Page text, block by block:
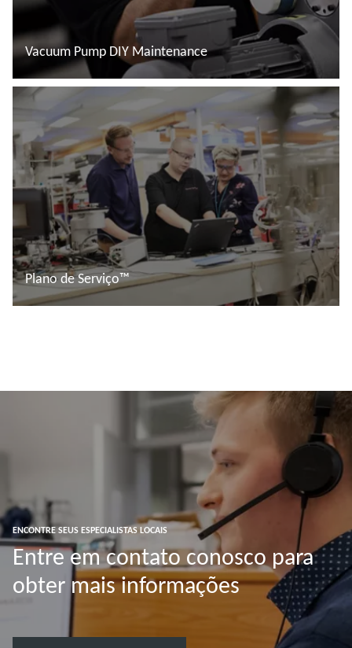
Vacuum Pump DIY Maintenance
Ler mais
Plano de Serviço™
ENCONTRE SEUS ESPECIALISTAS LOCAIS
Entre em contato conosco para
obter mais informações